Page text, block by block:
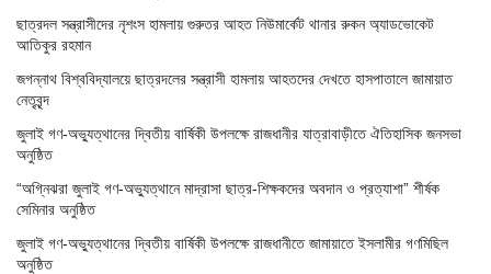
ছাত্রদল সন্ত্রাসীদের নৃশংস হামলায় গুরুতর আহত নিউমার্কেট থানার রুকন অ্যাডভোকেট
আতিকুর রহমান
জগন্নাথ বিশ্ববিদ্যালয়ে ছাত্রদলের সন্ত্রাসী হামলায় আহতদের দেখতে হাসপাতালে জামায়াত
নেতৃবৃন্দ
জুলাই গণ-অভ্যুত্থানের দ্বিতীয় বার্ষিকী উপলক্ষে রাজধানীর যাত্রাবাড়ীতে ঐতিহাসিক জনসভা
অনুষ্ঠিত
“অগ্নিঝরা জুলাই গণ-অভ্যুত্থানে মাদ্রাসা ছাত্র-শিক্ষকদের অবদান ও প্রত্যাশা” শীর্ষক
সেমিনার অনুষ্ঠিত
জুলাই গণ-অভ্যুত্থানের দ্বিতীয় বার্ষিকী উপলক্ষে রাজধানীতে জামায়াতে ইসলামীর গণমিছিল
অনুষ্ঠিত